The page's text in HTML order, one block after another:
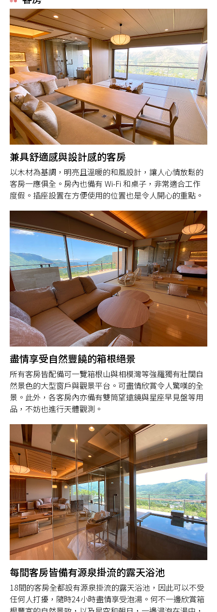
兼具舒適感與設計感的客房
以木材為基調，明亮且溫暖的和風設計，讓人心情放鬆的
客房一應俱全。房內也備有 Wi-Fi 和桌子，非常適合工作
度假。插座設置在方便使用的位置也是令人開心的重點。
盡情享受自然豐饒的箱根絕景
所有客房皆配備可一覽箱根山與相模灣等強羅獨有壯闊自
然景色的大型窗戶與觀景平台。可盡情欣賞令人驚嘆的全
景。此外，各客房內亦備有雙筒望遠鏡與星座早見盤等用
品，不妨也進行天體觀測。
每間客房皆備有源泉掛流的露天浴池
18間的客房全都設有源泉掛流的露天浴池，因此可以不受
任何人打擾，隨時24小時盡情享受泡湯。何不一邊欣賞箱